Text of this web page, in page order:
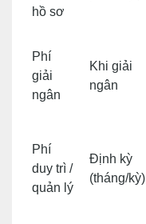
hồ sơ
Phí
giải
ngân
Khi giải
ngân
Phí
duy trì /
quản lý
Định kỳ
(tháng/kỳ)